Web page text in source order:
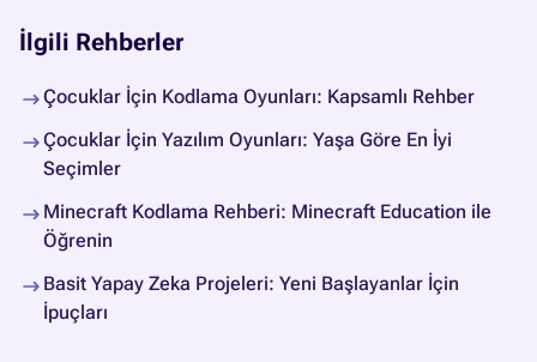
İlgili Rehberler
Çocuklar İçin Kodlama Oyunları: Kapsamlı Rehber
Çocuklar İçin Yazılım Oyunları: Yaşa Göre En İyi
Seçimler
Minecraft Kodlama Rehberi: Minecraft Education ile
Öğrenin
Basit Yapay Zeka Projeleri: Yeni Başlayanlar İçin
İpuçları